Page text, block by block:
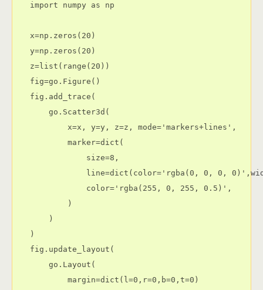
import numpy as np
x=np.zeros(20)
y=np.zeros(20)
z=list(range(20))
fig=go.Figure()
fig.add_trace(
    go.Scatter3d(
        x=x, y=y, z=z, mode='markers+lines',
        marker=dict(
            size=8,
line=dict(color='rgba(0, 0, 0,
            color='rgba(255, 0, 255, 0.5)',
        )
    )
)
fig.update_layout(
    go.Layout(
        margin=dict(l=0,r=0,b=0,t=0)